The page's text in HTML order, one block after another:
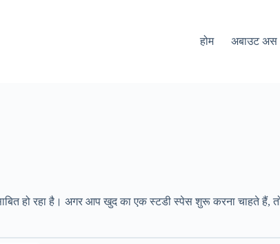
होम अबाउट अस
हो रहा है। अगर आप खुद का एक स्टडी स्पेस शुरू करना चाहते हैं,